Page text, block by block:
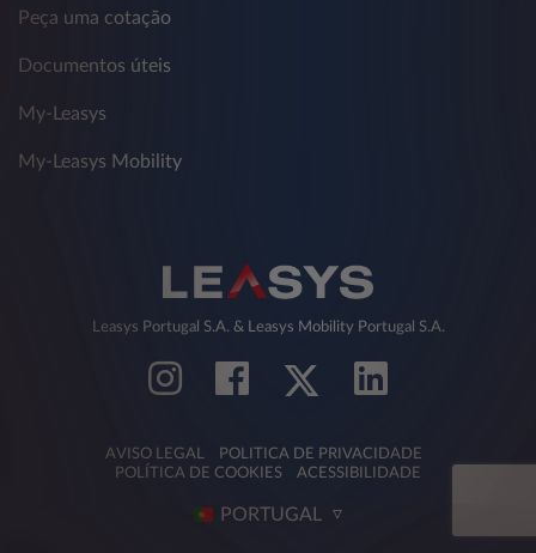
Peça uma cotação
Documentos úteis
My-Leasys
My-Leasys Mobility
Leasys Portugal S.A. & Leasys Mobility Portugal S.A.
AVISO LEGAL
POLITICA DE PRIVACIDADE
POLÍTICA DE COOKIES
ACESSIBILIDADE
PORTUGAL